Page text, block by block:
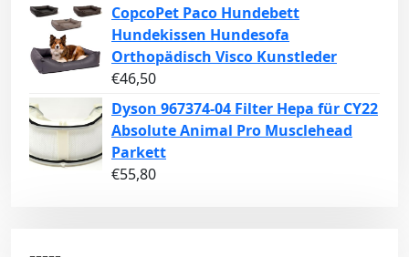
CopcoPet Paco Hundebett
Hundekissen Hundesofa
Orthopädisch Visco Kunstleder
€46,50
Dyson 967374-04 Filter Hepa für CY22
Absolute Animal Pro Musclehead
Parkett
€55,80